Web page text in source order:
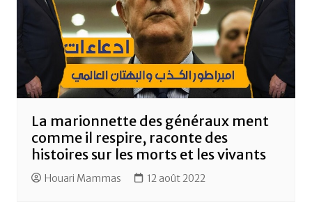
La marionnette des généraux ment
comme il respire, raconte des
histoires sur les morts et les vivants
Houari Mammas 12 août 2022